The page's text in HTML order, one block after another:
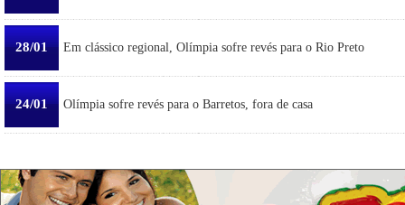
28/01 Em clássico regional, Olímpia sofre revés para o Rio Preto
24/01 Olímpia sofre revés para o Barretos, fora de casa